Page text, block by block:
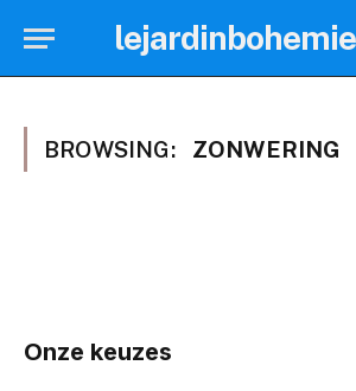
BROWSING: ZONWERING
Onze keuzes